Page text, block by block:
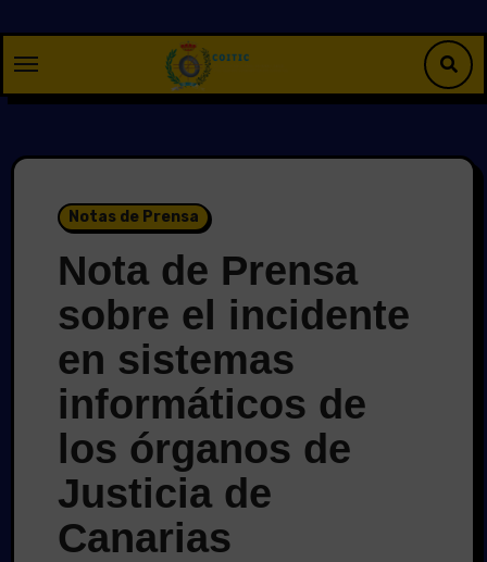
contenido
Notas de Prensa
Nota de Prensa
sobre el incidente
en sistemas
informáticos de
los órganos de
Justicia de
Canarias